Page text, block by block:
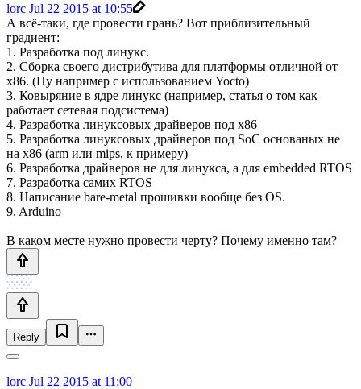
lorc Jul 22 2015 at 10:55
А всё-таки, где провести грань? Вот приблизительный
градиент:
1. Разработка под линукс.
2. Сборка своего дистрибутива для платформы отличной от
х86. (Ну например с использованием Yocto)
3. Ковыряние в ядре линукс (например, статья о том как
работает сетевая подсистема)
4. Разработка линуксовых драйверов под x86
5. Разработка линуксовых драйверов под SoC основаных не
на x86 (arm или mips, к примеру)
6. Разработка драйверов не для линукса, а для embedded RTOS
7. Разработка самих RTOS
8. Написание bare-metal прошивки вообще без OS.
9. Arduino
В каком месте нужно провести черту? Почему именно там?
Reply
lorc Jul 22 2015 at 11:00